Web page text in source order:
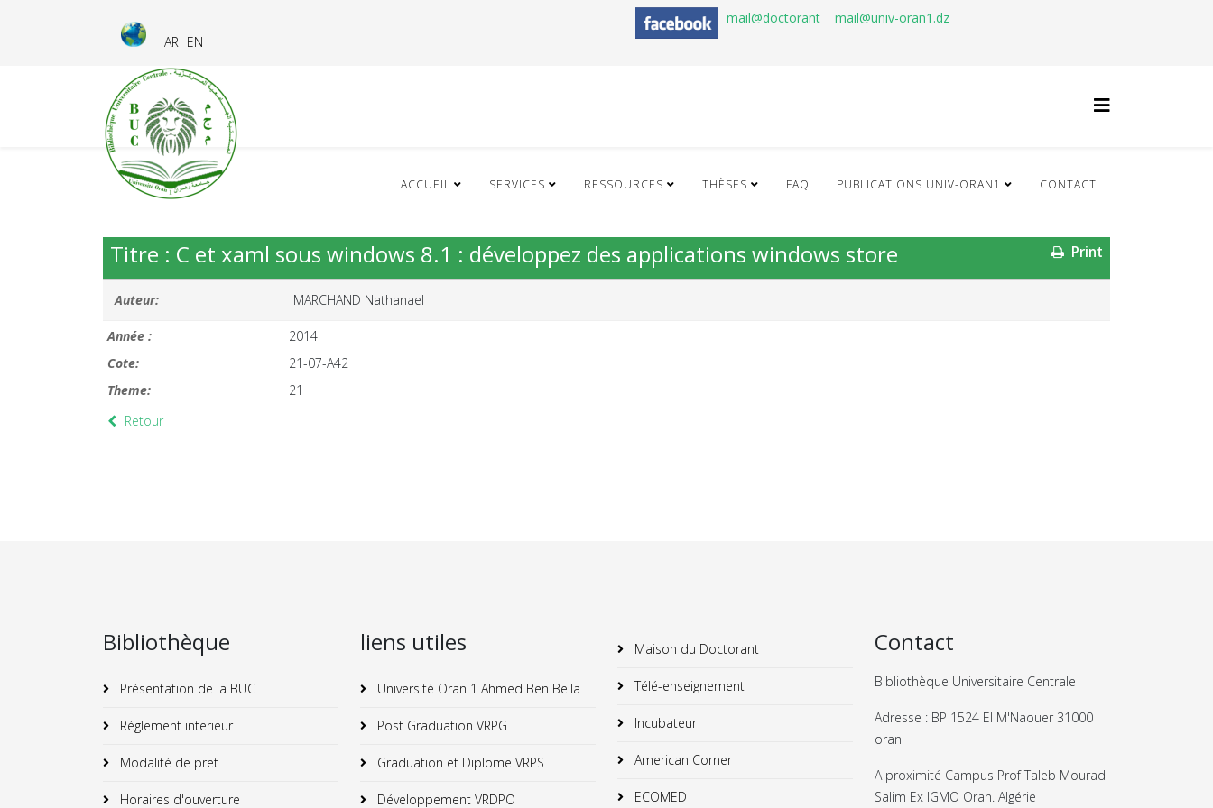
AR EN
mail@doctorant mail@univ-oran1.dz
ACCUEIL SERVICES RESSOURCES THÈSES FAQ PUBLICATIONS UNIV-ORAN1 CONTACT
Print
Titre : C et xaml sous windows 8.1 : développez des applications windows store
Auteur: MARCHAND Nathanael
Année :
2014
Cote:
21-07-A42
Theme:
21
Retour
Bibliothèque
Présentation de la BUC
Réglement interieur
Modalité de pret
Horaires d'ouverture
liens utiles
Université Oran 1 Ahmed Ben Bella
Post Graduation VRPG
Graduation et Diplome VRPS
Développement VRDPO
Maison du Doctorant
Télé-enseignement
Incubateur
American Corner
ECOMED
Contact
Bibliothèque Universitaire Centrale
Adresse : BP 1524 El M'Naouer 31000
oran
A proximité Campus Prof Taleb Mourad
Salim Ex IGMO Oran. Algérie